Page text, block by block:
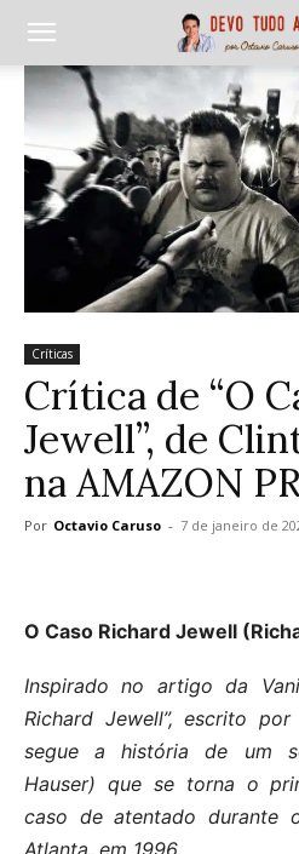
Críticas
Crítica de “O
Jewell”, de
na AMAZON
Por Octavio Caruso - 7 de janeiro de
O Caso Richard Jewell
Inspirado no artigo da
Richard Jewell”, escrito
segue a história de um
Hauser) que se torna o
caso de atentado durante
Atlanta, em 1996.